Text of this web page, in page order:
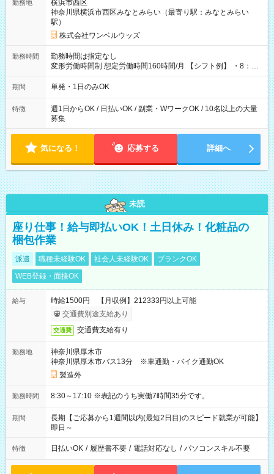
勤務地
横浜市西区
神奈川県横浜市西区みなとみらい（最寄り駅：みなとみらい
駅）
株式会社ワンベルウッズ
勤務時間
勤務時間は指定なし
変形労働時間制 想定労働時間160時間/月 【シフト例】 ・8：00
～21：00
期間 単発・1日のみOK
特徴
週1日からOK / 日払いOK / 副業・WワークOK / 10名以上の大量
募集
気になる！ 応募する 詳細へ
未読
座り仕事！給与即払いOK！土日休み！化粧品の
梱包作業
派遣 職種未経験OK 社会人未経験OK
ブランクOK
WEB登録・面接OK
給与
時給1500円 【月収例】212333円以上可能
交通費別途支給あり
交通費 交通費支給有り
勤務地
神奈川県厚木市
神奈川県厚木市バス13分 ※車通勤・バイク通勤OK
製造外
勤務時間 8:30～17:10 ※表記のうち実働7時間35分です。
期間
長期【ご応募から1週間以内(最短2日目)のスピード就業が可能】
即日～
特徴 日払いOK / 履歴書不要 / 電話対応なし / パソコンスキル不要